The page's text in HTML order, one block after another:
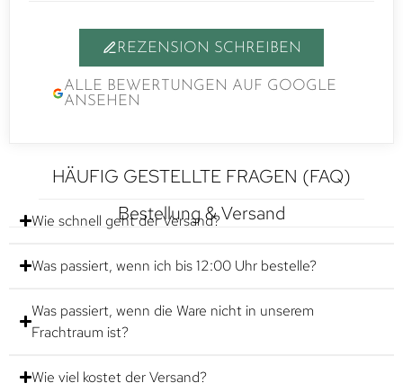
REZENSION SCHREIBEN
ALLE BEWERTUNGEN AUF GOOGLE
ANSEHEN
HÄUFIG GESTELLTE FRAGEN (FAQ)
Bestellung & Versand
Wie schnell geht der Versand?
Was passiert, wenn ich bis 12:00 Uhr bestelle?
Was passiert, wenn die Ware nicht in unserem
Frachtraum ist?
Wie viel kostet der Versand?